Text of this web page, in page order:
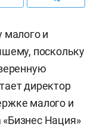
малого и
поскольку
директор
малого и
Нация»